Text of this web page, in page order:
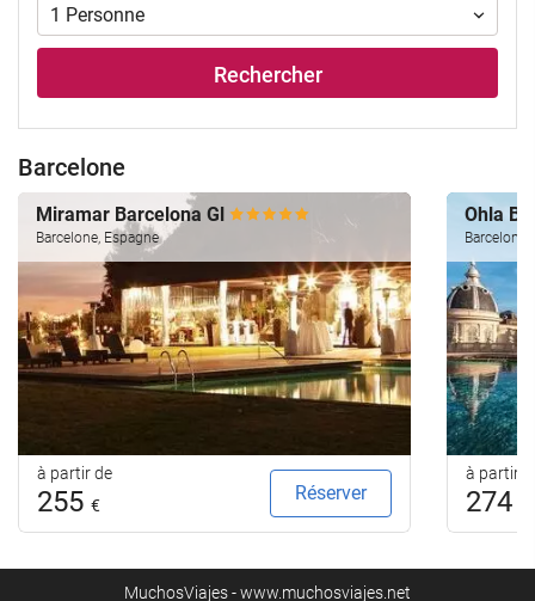
1 Personne
Rechercher
Barcelone
Miramar Barcelona Gl
Barcelone, Espagne
à partir de
255€
Réserver
Ohla
Barcelone,
à partir
274
MuchosViajes - www.muchosviajes.net